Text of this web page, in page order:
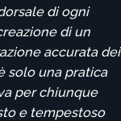
di ogni
di un
accurata dei
solo una pratica
per chiunque
e tempestoso